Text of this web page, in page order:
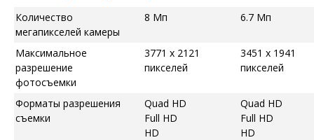
Количество
мегапикселей камеры
8 Мп 6.7 Мп
Максимальное
разрешение
фотосъемки
3771 x 2121
пикселей
3451 x 1941
пикселей
Форматы разрешения
съемки
Quad HD
Full HD
HD
Quad HD
Full HD
HD